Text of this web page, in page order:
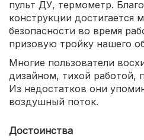
пульт ДУ, термометр.
конструкции достигается
безопасности во время
призовую тройку нашего
Многие пользователи
дизайном, тихой работой,
Из недостатков они
воздушный поток.
Достоинства